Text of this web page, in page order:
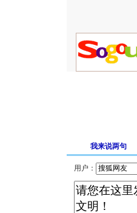
我来说两句
用户：